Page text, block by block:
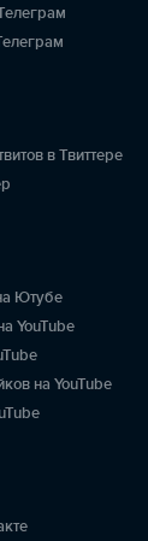
в Твиттере
Ютубе
YouTube
на YouTube